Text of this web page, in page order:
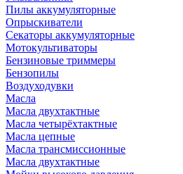
Пилы аккумуляторные
Опрыскиватели
Секаторы аккумуляторные
Мотокультиваторы
Бензиновые триммеры
Бензопилы
Воздуходувки
Масла
Масла двухтактные
Масла четырёхтактные
Масла цепные
Масла трансмиссионные
Масла двухтактные